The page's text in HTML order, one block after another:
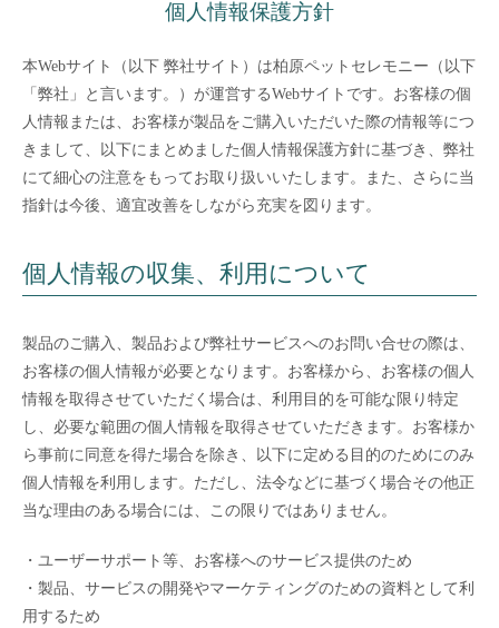
個人情報保護方針
本Webサイト（以下 弊社サイト）は柏原ペットセレモニー（以下
「弊社」と言います。）が運営するWebサイトです。お客様の個
人情報または、お客様が製品をご購入いただいた際の情報等につ
きまして、以下にまとめました個人情報保護方針に基づき、弊社
にて細心の注意をもってお取り扱いいたします。また、さらに当
指針は今後、適宜改善をしながら充実を図ります。
個人情報の収集、利用について
製品のご購入、製品および弊社サービスへのお問い合せの際は、
お客様の個人情報が必要となります。お客様から、お客様の個人
情報を取得させていただく場合は、利用目的を可能な限り特定
し、必要な範囲の個人情報を取得させていただきます。お客様か
ら事前に同意を得た場合を除き、以下に定める目的のためにのみ
個人情報を利用します。ただし、法令などに基づく場合その他正
当な理由のある場合には、この限りではありません。
・ユーザーサポート等、お客様へのサービス提供のため
・製品、サービスの開発やマーケティングのための資料として利
用するため